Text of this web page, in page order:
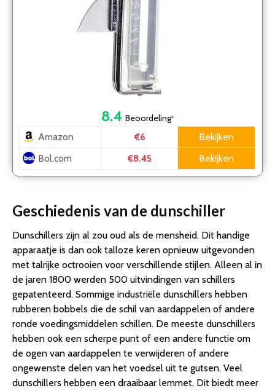
8.4 Beoordeling*
Amazon €6
Bekijken
Bol.com
€8.45 Bekijken
Geschiedenis van de dunschiller
Dunschillers zijn al zou oud als de mensheid. Dit handige
apparaatje is dan ook talloze keren opnieuw uitgevonden
met talrijke octrooien voor verschillende stijlen. Alleen al in
de jaren 1800 werden 500 uitvindingen van schillers
gepatenteerd. Sommige industriële dunschillers hebben
rubberen bobbels die de schil van aardappelen of andere
ronde voedingsmiddelen schillen. De meeste dunschillers
hebben ook een scherpe punt of een andere functie om
de ogen van aardappelen te verwijderen of andere
ongewenste delen van het voedsel uit te gutsen. Veel
dunschillers hebben een draaibaar lemmet. Dit biedt meer